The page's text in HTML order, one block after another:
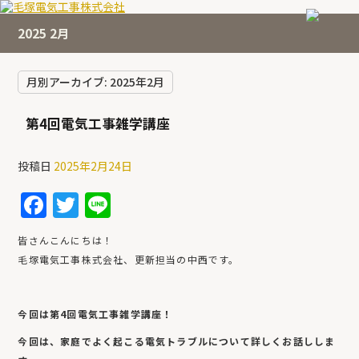
2025 2月
月別アーカイブ: 2025年2月
第4回電気工事雑学講座
投稿日 2025年2月24日
F
a
c
b
o
T
w
itte
皆さんこんにちは！
毛塚電気工事株式会社、更新担当の中西です。
今回は第4回電気工事雑学講座！
今回は、家庭でよく起こる電気トラブルについて詳しくお話ししま